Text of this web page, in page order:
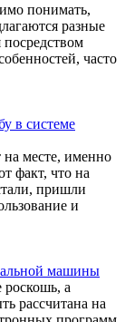
понимать,
разные
часто
в системе
месте, именно
факт, что на
пришли
и
машины
роскошь, а
рассчитана на